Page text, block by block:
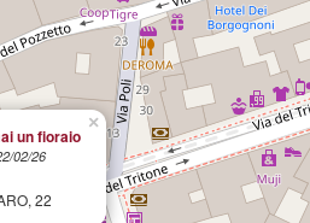
×
un fioraio
02/26
22